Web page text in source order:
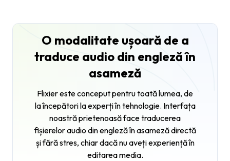
O modalitate ușoară de a
traduce audio din engleză în
asameză
Flixier este conceput pentru toată lumea, de
la începători la experți în tehnologie. Interfața
noastră prietenoasă face traducerea
fișierelor audio din engleză în asameză directă
și fără stres, chiar dacă nu aveți experiență în
editarea media.